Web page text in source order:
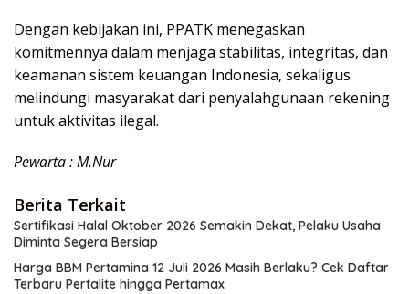
Dengan kebijakan ini, PPATK menegaskan
komitmennya dalam menjaga stabilitas, integritas, dan
keamanan sistem keuangan Indonesia, sekaligus
melindungi masyarakat dari penyalahgunaan rekening
untuk aktivitas ilegal.
Pewarta : M.Nur
Berita Terkait
Sertifikasi Halal Oktober 2026 Semakin Dekat, Pelaku Usaha
Diminta Segera Bersiap
Harga BBM Pertamina 12 Juli 2026 Masih Berlaku? Cek Daftar
Terbaru Pertalite hingga Pertamax